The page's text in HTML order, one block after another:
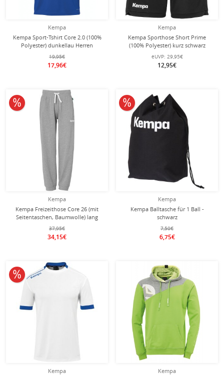
Kempa
Kempa Sport-Tshirt Core 2.0 (100%
Polyester) dunkellau Herren
19,95€
17,96€
Kempa
Kempa Sporthose Short Prime
(100% Polyester) kurz schwarz
Herren
eUVP: 29,95€
12,95€
Kempa
Kempa Freizeithose Core 26 (mit
Seitentaschen, Baumwolle) lang
grau Herren
37,95€
34,15€
10% reduziert
Kempa
Kempa Balltasche für 1 Ball -
schwarz
7,50€
6,75€
10% reduziert
Kempa
10% reduziert
Kempa